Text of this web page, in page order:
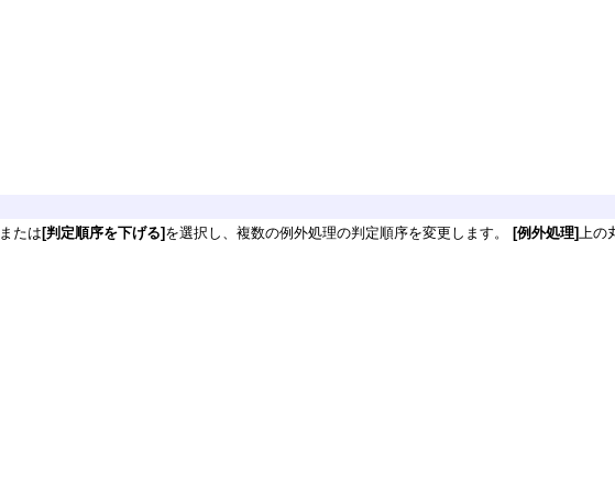
または [判定順序を下げる] を選択し、複数の例外処理の判定順序を変更します。 [例外処理]上の